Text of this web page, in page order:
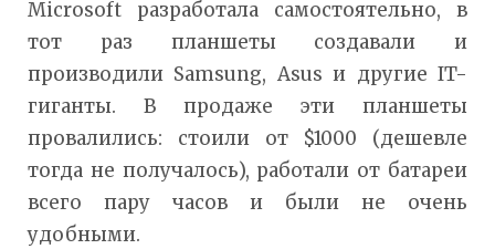
Microsoft разработала самостоятельно, в
тот раз планшеты создавали и
производили Samsung, Asus и другие IT-
гиганты. В продаже эти планшеты
провалились: стоили от $1000 (дешевле
тогда не получалось), работали от батареи
всего пару часов и были не очень
удобными.